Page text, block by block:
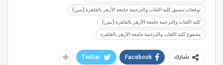
توقعات تنسيق كلية اللغات والترجمة جامعة الأزهر بالقاهرة (بنين)
كلية اللغات والترجمة جامعة الأزهر بالقاهرة (بنين)
مجموع كلية اللغات والترجمة جامعة الأزهر بالقاهرة
شارك Facebook
Twitter